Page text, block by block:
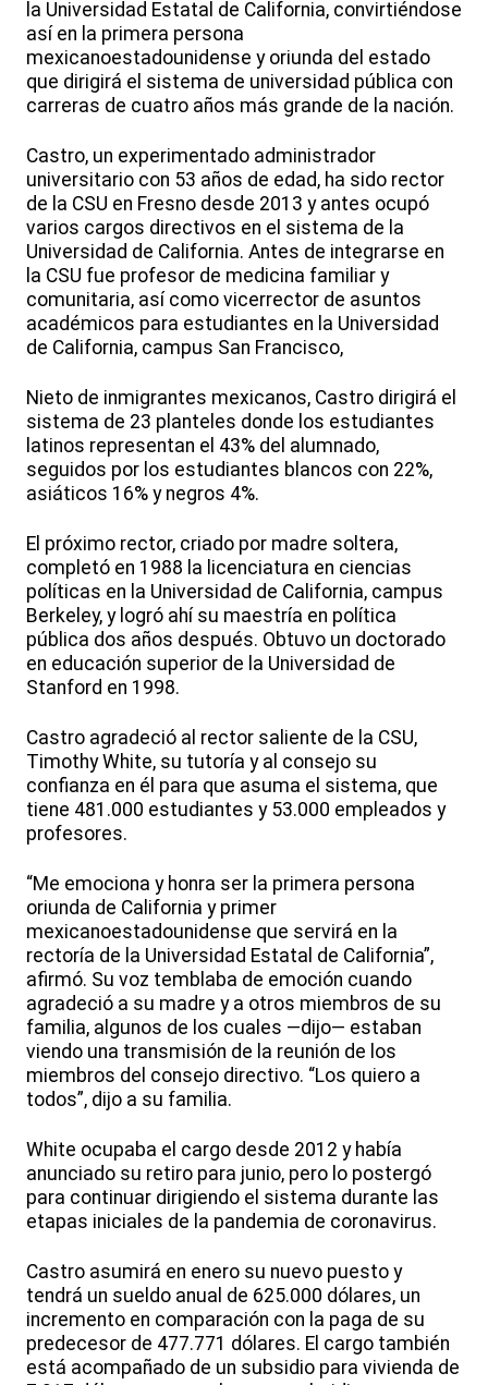
la Universidad Estatal de California, convirtiéndose
así en la primera persona
mexicanoestadounidense y oriunda del estado
que dirigirá el sistema de universidad pública con
carreras de cuatro años más grande de la nación.
Castro, un experimentado administrador
universitario con 53 años de edad, ha sido rector
de la CSU en Fresno desde 2013 y antes ocupó
varios cargos directivos en el sistema de la
Universidad de California. Antes de integrarse en
la CSU fue profesor de medicina familiar y
comunitaria, así como vicerrector de asuntos
académicos para estudiantes en la Universidad
de California, campus San Francisco,
Nieto de inmigrantes mexicanos, Castro dirigirá el
sistema de 23 planteles donde los estudiantes
latinos representan el 43% del alumnado,
seguidos por los estudiantes blancos con 22%,
asiáticos 16% y negros 4%.
El próximo rector, criado por madre soltera,
completó en 1988 la licenciatura en ciencias
políticas en la Universidad de California, campus
Berkeley, y logró ahí su maestría en política
pública dos años después. Obtuvo un doctorado
en educación superior de la Universidad de
Stanford en 1998.
Castro agradeció al rector saliente de la CSU,
Timothy White, su tutoría y al consejo su
confianza en él para que asuma el sistema, que
tiene 481.000 estudiantes y 53.000 empleados y
profesores.
“Me emociona y honra ser la primera persona
oriunda de California y primer
mexicanoestadounidense que servirá en la
rectoría de la Universidad Estatal de California”,
afirmó. Su voz temblaba de emoción cuando
agradeció a su madre y a otros miembros de su
familia, algunos de los cuales —dijo— estaban
viendo una transmisión de la reunión de los
miembros del consejo directivo. “Los quiero a
todos”, dijo a su familia.
White ocupaba el cargo desde 2012 y había
anunciado su retiro para junio, pero lo postergó
para continuar dirigiendo el sistema durante las
etapas iniciales de la pandemia de coronavirus.
Castro asumirá en enero su nuevo puesto y
tendrá un sueldo anual de 625.000 dólares, un
incremento en comparación con la paga de su
predecesor de 477.771 dólares. El cargo también
está acompañado de un subsidio para vivienda de